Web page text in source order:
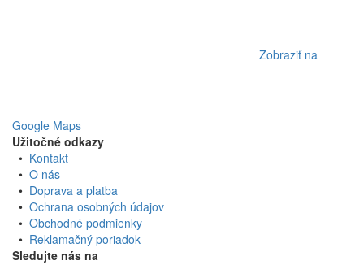
Zobraziť na
Google Maps
Užitočné odkazy
• Kontakt
• O nás
• Doprava a platba
• Ochrana osobných údajov
• Obchodné podmienky
• Reklamačný poriadok
Sledujte nás na